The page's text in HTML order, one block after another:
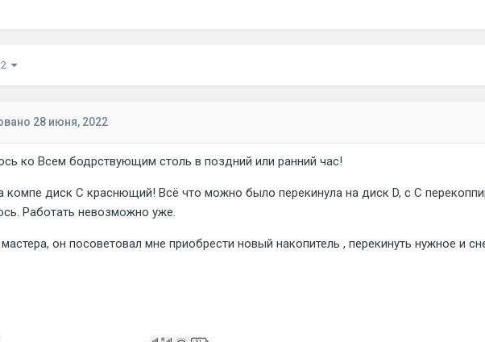
28 июня, 2022
ко Всем бодрствующим столь в поздний или ранний час!
компе диск С краснющий! Всё что можно было перекинула на диск D, с С
Работать невозможно уже.
он посоветовал мне приобрести новый накопитель , перекинуть нужное и